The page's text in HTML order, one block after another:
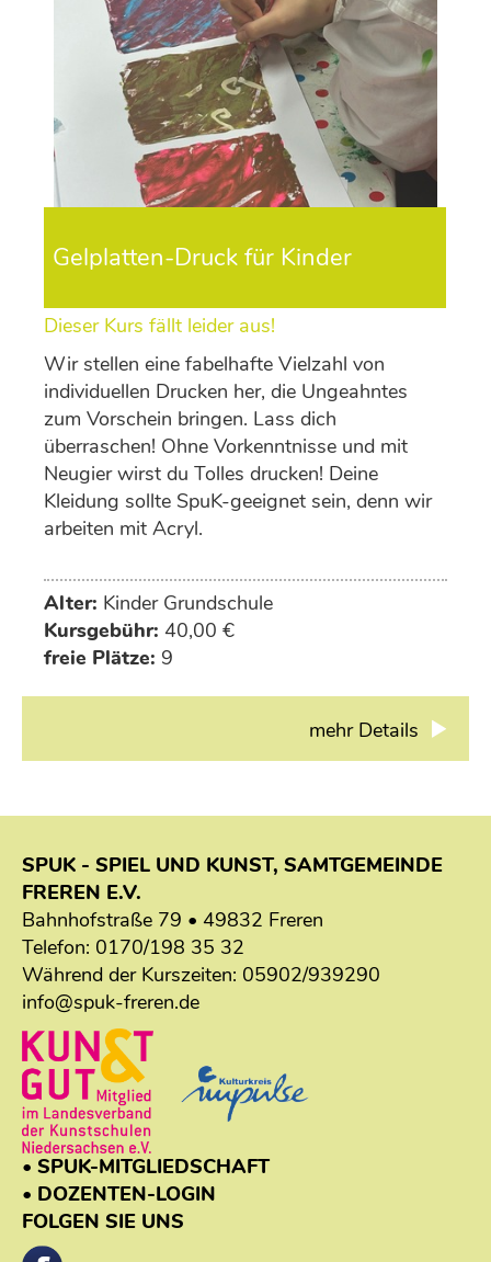
Gelplatten-Druck für Kinder
Dieser Kurs fällt leider aus!
Wir stellen eine fabelhafte Vielzahl von
individuellen Drucken her, die Ungeahntes
zum Vorschein bringen. Lass dich
überraschen! Ohne Vorkenntnisse und mit
Neugier wirst du Tolles drucken! Deine
Kleidung sollte SpuK-geeignet sein, denn wir
arbeiten mit Acryl.
Alter: Kinder Grundschule
Kursgebühr: 40,00 €
freie Plätze: 9
mehr Details
SPUK - SPIEL UND KUNST, SAMTGEMEINDE
FREREN E.V.
Bahnhofstraße 79 • 49832 Freren
Telefon: 0170/198 35 32
Während der Kurszeiten: 05902/939290
info@spuk-freren.de
• SPUK-MITGLIEDSCHAFT
• DOZENTEN-LOGIN
FOLGEN SIE UNS